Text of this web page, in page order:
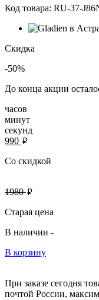
Код товара: RU-37-
Скидка
-50%
До конца акции
часов
минут
секунд
990 руб.
Со скидкой
1980руб.
Старая цена
В наличии -
В корзину
При заказе сегодня
почтой России,